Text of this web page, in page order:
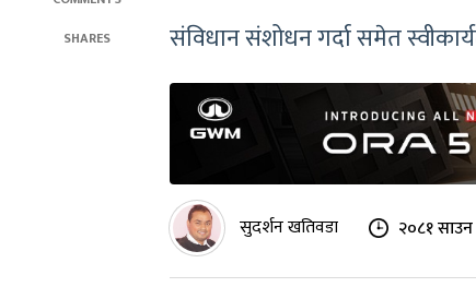
SHARES
संविधान संशोधन गर्दा समेत
सुदर्शन खतिवडा २०८१